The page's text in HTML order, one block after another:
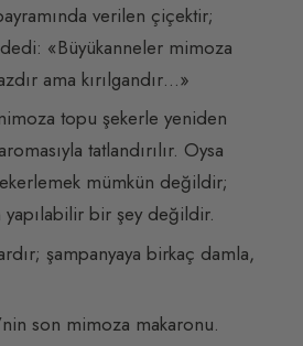
verilen çiçektir;
«Büyükanneler mimoza
ama kırılgandır…»
topu şekerle yeniden
tatlandırılır. Oysa
mümkün değildir;
bir şey değildir.
şampanyaya birkaç damla,
son mimoza makaronu.